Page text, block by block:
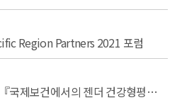
Region Partners 2021 포럼
[세미나] 수요학술세미나 『국제보건에서의 젠더 건강형평성』